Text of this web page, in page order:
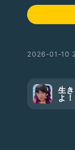
2026-01-10
生
よ！